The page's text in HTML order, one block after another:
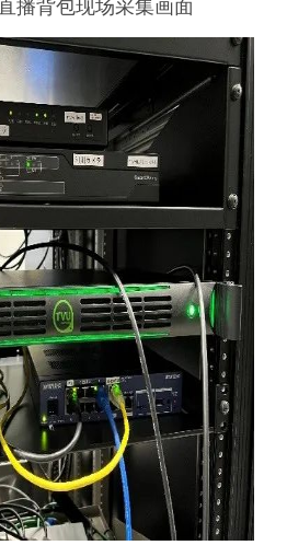
直播背包现场采集画面